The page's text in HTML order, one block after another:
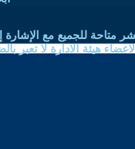
متاحة للجميع مع الإشارة
هيئة الادارة لا تعبر